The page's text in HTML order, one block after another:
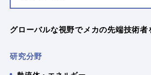
グローバルな視野でメカの先端技術者
研究分野